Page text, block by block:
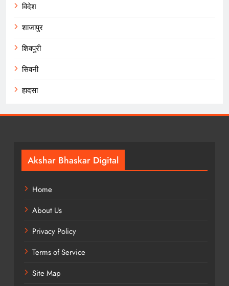
विदेश
शाजापुर
शिवपुरी
सिवनी
हादसा
Akshar Bhaskar Digital
Home
About Us
Privacy Policy
Terms of Service
Site Map